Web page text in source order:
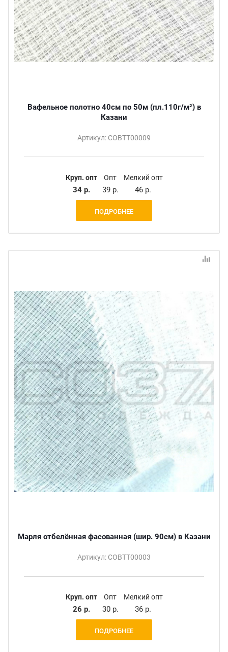
Вафельное полотно 40см по 50м (пл.110г/м²) в
Казани
Артикул: СОВТТ00009
Круп. опт
34 р.
Опт
39 р.
Мелкий опт
46 р.
ПОДРОБНЕЕ
Марля отбелённая фасованная (шир. 90см) в Казани
Артикул: СОВТТ00003
Круп. опт
26 р.
Опт
30 р.
Мелкий опт
36 р.
ПОДРОБНЕЕ